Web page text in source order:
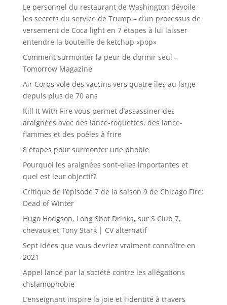
Le personnel du restaurant de Washington dévoile
les secrets du service de Trump – d’un processus de
versement de Coca light en 7 étapes à lui laisser
entendre la bouteille de ketchup «pop»
Comment surmonter la peur de dormir seul –
Tomorrow Magazine
Air Corps vole des vaccins vers quatre îles au large
depuis plus de 70 ans
Kill It With Fire vous permet d’assassiner des
araignées avec des lance-roquettes, des lance-
flammes et des poêles à frire
8 étapes pour surmonter une phobie
Pourquoi les araignées sont-elles importantes et
quel est leur objectif?
Critique de l’épisode 7 de la saison 9 de Chicago Fire:
Dead of Winter
Hugo Hodgson, Long Shot Drinks, sur S Club 7,
chevaux et Tony Stark | CV alternatif
Sept idées que vous devriez vraiment connaître en
2021
Appel lancé par la société contre les allégations
d’islamophobie
L’enseignant inspire la joie et l’identité à travers